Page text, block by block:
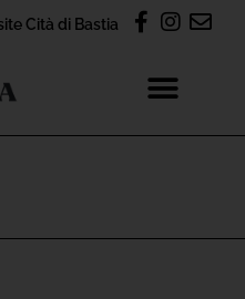
Cità di Bastia